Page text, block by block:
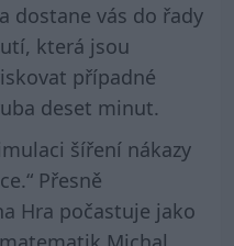
dostane vás do řady
která jsou
případné
deset minut.
šíření nákazy
Přesně
Hra počastuje jako